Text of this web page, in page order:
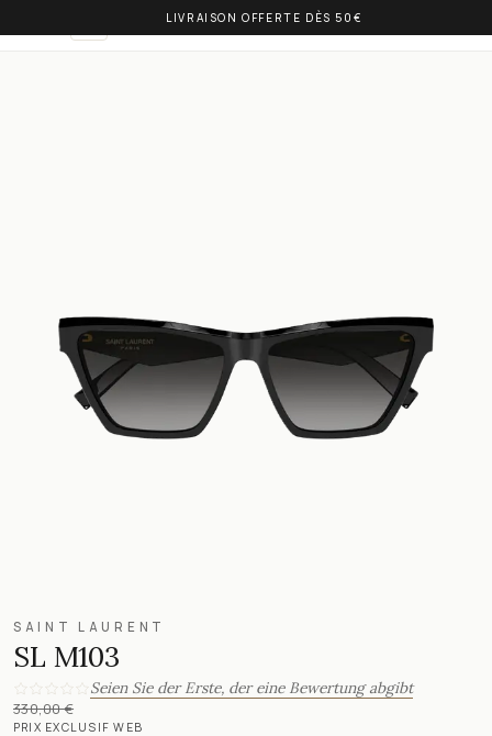
LIVRAISON OFFERTE DÈS 50€
OLIVIA BALM
SAINT LAURENT
SL M103
Seien Sie der Erste, der eine Bewertung abgibt
330,00 €
PRIX EXCLUSIF WEB